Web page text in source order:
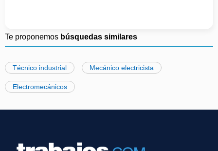
Te proponemos búsquedas similares
Técnico industrial Mecánico electricista
Electromecánicos